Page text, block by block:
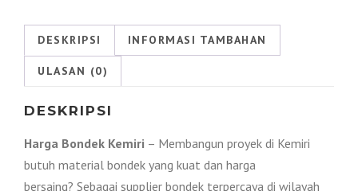
Harga
Promo
DESKRIPSI INFORMASI TAMBAHAN
ULASAN (0)
DESKRIPSI
Harga Bondek Kemiri – Membangun proyek di Kemiri
butuh material bondek yang kuat dan harga
bersaing? Sebagai supplier bondek terpercaya di wilayah